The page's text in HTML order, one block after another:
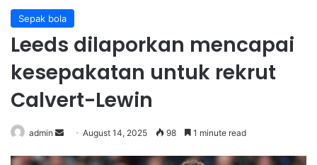
Sepak bola
Leeds dilaporkan mencapai
kesepakatan untuk rekrut
Calvert-Lewin
admin August 14, 2025 98 1 minute read